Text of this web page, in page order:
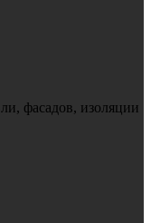
фасадов, изоляции